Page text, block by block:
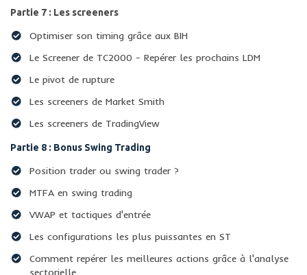
Partie 7 : Les screeners
Optimiser son timing grâce aux BIH
​​Le Screener de TC2000 - Repérer les prochains LDM
Le pivot de rupture
Les screeners de Market Smith
​​Les screeners de TradingView
Partie 8 : Bonus Swing Trading
Position trader ou swing trader ?
​MTFA en swing trading
VWAP et tactiques d'entrée
Les configurations les plus puissantes en ST
​Comment repérer les meilleures actions grâce à l'analyse
sectorielle